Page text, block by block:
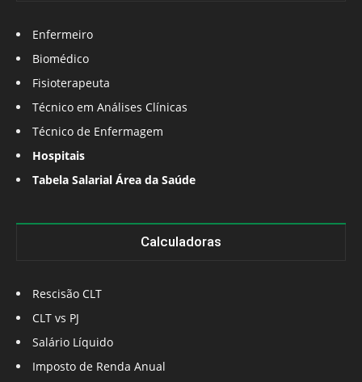
Enfermeiro
Biomédico
Fisioterapeuta
Técnico em Análises Clínicas
Técnico de Enfermagem
Hospitais
Tabela Salarial Área da Saúde
Calculadoras
Rescisão CLT
CLT vs PJ
Salário Líquido
Imposto de Renda Anual